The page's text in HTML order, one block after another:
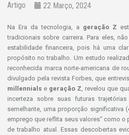
Artigo 22 Março, 2024
Na Era da tecnologia, a geração Z
tradicionais sobre carreira. Para eles,
estabilidade financeira, pois há uma
propósito no trabalho. Um estudo
reconhecida marca norte-americana de
divulgado pela revista Forbes, que
millennials e geração Z , revelou que
incerteza sobre suas futuras trajetórias
semelhante, uma proporção significativa
emprego que reflita seus valores" como o
de trabalho atual. Essas descobertas